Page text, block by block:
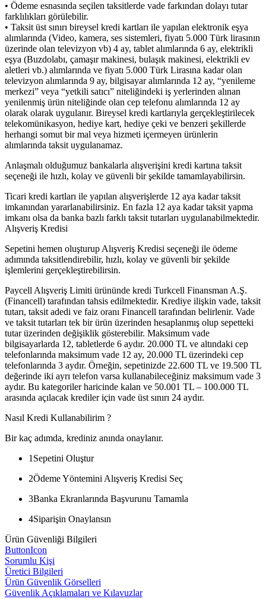
• Ödeme esnasında seçilen taksitlerde vade farkından dolayı tutar
farklılıkları görülebilir.
• Taksit üst sınırı bireysel kredi kartları ile yapılan elektronik eşya
alımlarında (Video, kamera, ses sistemleri, fiyatı 5.000 Türk lirasının
üzerinde olan televizyon vb) 4 ay, tablet alımlarında 6 ay, elektrikli
eşya (Buzdolabı, çamaşır makinesi, bulaşık makinesi, elektrikli ev
aletleri vb.) alımlarında ve fiyatı 5.000 Türk Lirasına kadar olan
televizyon alımlarında 9 ay, bilgisayar alımlarında 12 ay, “yenileme
merkezi” veya “yetkili satıcı” niteliğindeki iş yerlerinden alınan
yenilenmiş ürün niteliğinde olan cep telefonu alımlarında 12 ay
olarak olarak uygulanır. Bireysel kredi kartlarıyla gerçekleştirilecek
telekomünikasyon, hediye kart, hediye çeki ve benzeri şekillerde
herhangi somut bir mal veya hizmeti içermeyen ürünlerin
alımlarında taksit uygulanamaz.
Anlaşmalı olduğumuz bankalarla alışverişini kredi kartına taksit
seçeneği ile hızlı, kolay ve güvenli bir şekilde tamamlayabilirsin.
Ticari kredi kartları ile yapılan alışverişlerde 12 aya kadar taksit
imkanından yararlanabilirsiniz. En fazla 12 aya kadar taksit yapma
imkanı olsa da banka bazlı farklı taksit tutarları uygulanabilmektedir.
Alışveriş Kredisi
Sepetini hemen oluşturup Alışveriş Kredisi seçeneği ile ödeme
adımında taksitlendirebilir, hızlı, kolay ve güvenli bir şekilde
işlemlerini gerçekleştirebilirsin.
Paycell Alışveriş Limiti ürününde kredi Turkcell Finansman A.Ş.
(Financell) tarafından tahsis edilmektedir. Krediye ilişkin vade, taksit
tutarı, taksit adedi ve faiz oranı Financell tarafından belirlenir. Vade
ve taksit tutarları tek bir ürün üzerinden hesaplanmış olup sepetteki
tutar üzerinden değişiklik gösterebilir. Maksimum vade
bilgisayarlarda 12, tabletlerde 6 aydır. 20.000 TL ve altındaki cep
telefonlarında maksimum vade 12 ay, 20.000 TL üzerindeki cep
telefonlarında 3 aydır. Örneğin, sepetinizde 22.600 TL ve 19.500 TL
değerinde iki ayrı telefon varsa kullanabileceğiniz maksimum vade 3
aydır. Bu kategoriler haricinde kalan ve 50.001 TL – 100.000 TL
arasında açılacak krediler için vade üst sınırı 24 aydır.
Nasıl Kredi Kullanabilirim ?
Bir kaç adımda, krediniz anında onaylanır.
1 Sepetini Oluştur
2Ödeme Yöntemini Alışveriş Kredisi Seç
3Banka Ekranlarında Başvurunu Tamamla
4Siparişin Onaylansın
Ürün Güvenliği Bilgileri
ButtonIcon
Sorumlu Kişi
Üretici Bilgileri
Ürün Güvenlik Görselleri
Güvenlik Açıklamaları ve Kılavuzlar